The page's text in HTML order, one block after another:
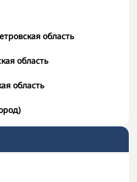
область
область
область